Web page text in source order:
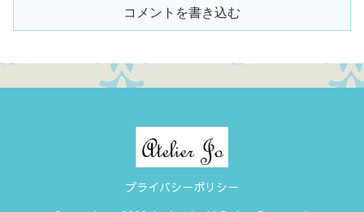
コメントを書き込む
プライバシーポリシー